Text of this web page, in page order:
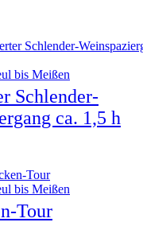
bis Meißen
Schlender-
ca. 1,5 h
bis Meißen
Tour